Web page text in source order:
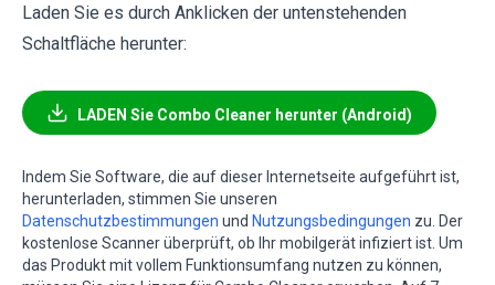
Laden Sie es durch Anklicken der untenstehenden
Schaltfläche herunter:
LADEN Sie Combo Cleaner herunter (Android)
Indem Sie Software, die auf dieser Internetseite aufgeführt ist,
herunterladen, stimmen Sie unseren
Datenschutzbestimmungen und Nutzungsbedingungen zu. Der
kostenlose Scanner überprüft, ob Ihr mobilgerät infiziert ist. Um
das Produkt mit vollem Funktionsumfang nutzen zu können,